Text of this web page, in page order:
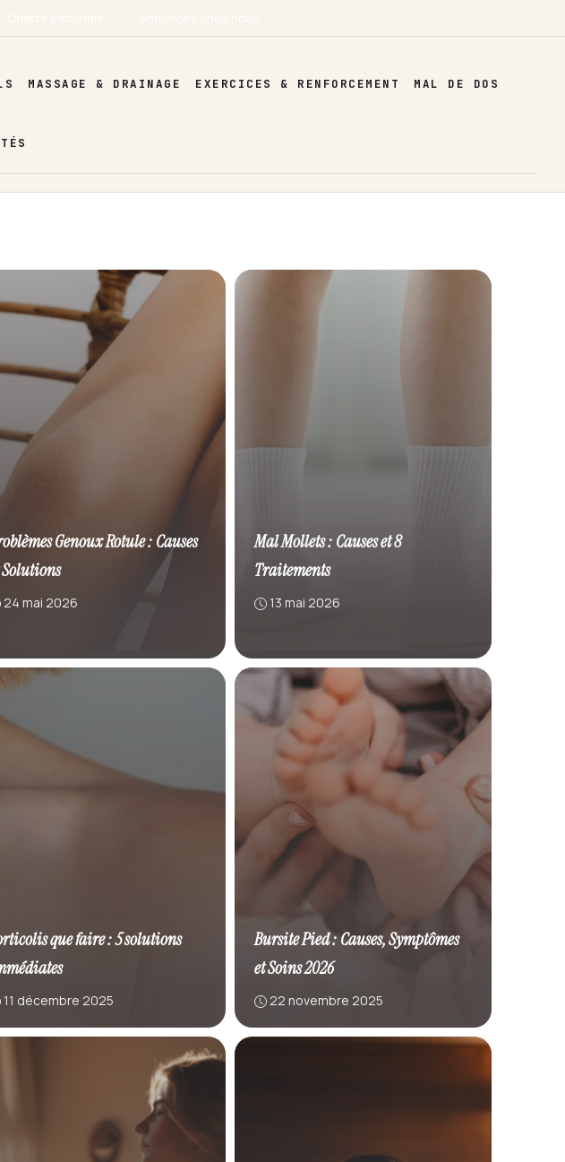
MASSAGE & DRAINAGE EXERCICES & RENFORCEMENT MAL DE DOS
Genoux Rotule : Causes
24 mai 2026
Mal Mollets : Causes et 8
Traitements
13 mai 2026
que faire : 5 solutions
11 décembre 2025
Bursite Pied : Causes, Symptômes
et Soins 2026
22 novembre 2025